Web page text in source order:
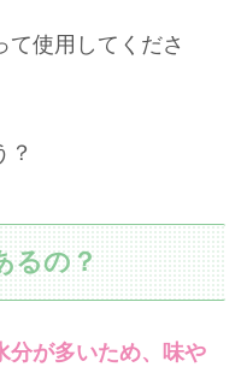
て使用してくださ
？
るの？
分が多いため、味や